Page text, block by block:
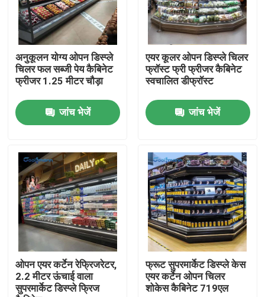
वीडियो
हमारे बारे में
कारखाना भ्रमण
संपर्क करें
एक उद्धरण का अनुरोध करें
मल्टीडेक ओपन चिलर
ओपन डिस्प्ले चिलर
अनुकूलन योग्य ओपन डिस्प्ले
चिलर फल सब्जी पेय कैबिनेट
फ्रीजर 1.25 मीटर चौड़ा
जांच भेजें
एयर कूलर ओपन डिस्प्ले चिलर
फ्रॉस्ट फ्री फ्रीजर कैबिनेट
स्वचालित डीफ्रॉस्ट
जांच भेजें
ओपन एयर कर्टेन रेफ्रिजरेटर,
2.2 मीटर ऊंचाई वाला
सुपरमार्केट डिस्प्ले फ्रिज
फ्रूट सुपरमार्केट डिस्प्ले केस
एयर कर्टेन ओपन चिलर
शोकेस कैबिनेट 719एल